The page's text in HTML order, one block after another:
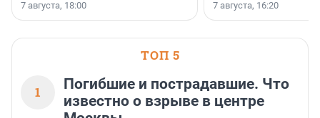
7 августа, 18:00
поменялась роль
7 августа, 16:20
ТОП 5
1
Погибшие и пострадавшие. Что
известно о взрыве в центре